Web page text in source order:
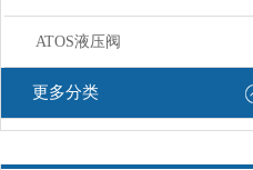
ATOS液压阀
更多分类